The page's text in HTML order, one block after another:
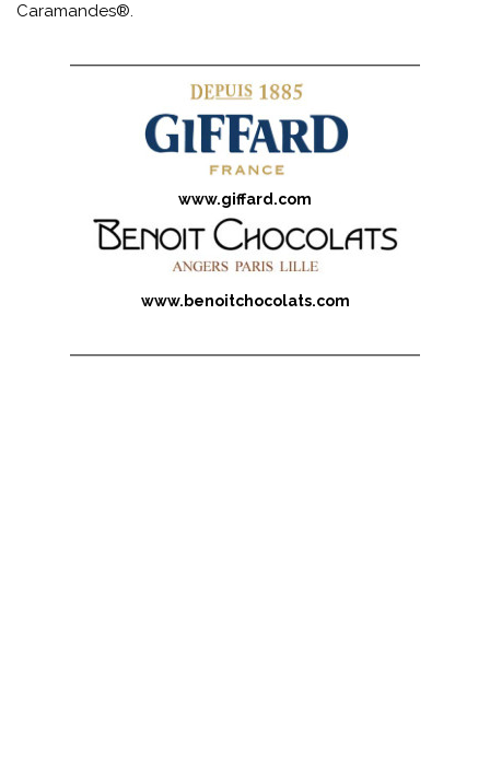
Caramandes®.
www.giffard.com
www.benoitchocolats.com